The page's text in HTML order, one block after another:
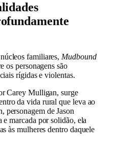
familiares, Mudbound
os personagens são
rígidas e violentas.
Carey Mulligan, surge
da vida rural que leva ao
de Jason
marcada por solidão, ela
às mulheres dentro daquele